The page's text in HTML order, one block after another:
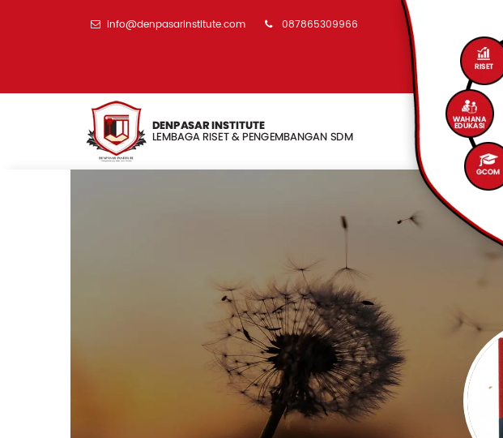
info@denpasarinstitute.com 087865309966